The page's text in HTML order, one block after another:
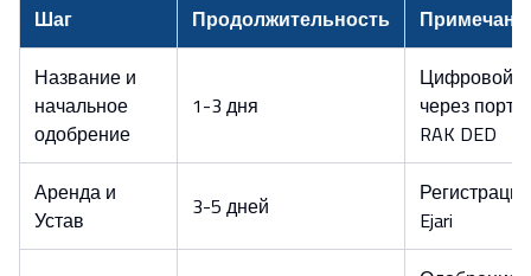
Шаг Продолжительность
Название и
начальное
одобрение
1-3 дня
Цифровой
через
RAK DED
Аренда и
Устав
3-5 дней
Регистрация
Ejari